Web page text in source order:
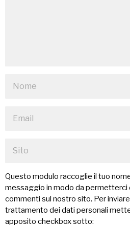
Questo modulo raccoglie il tuo
messaggio in modo da permetterci
commenti sul nostro sito. Per
trattamento dei dati personali
apposito checkbox sotto: